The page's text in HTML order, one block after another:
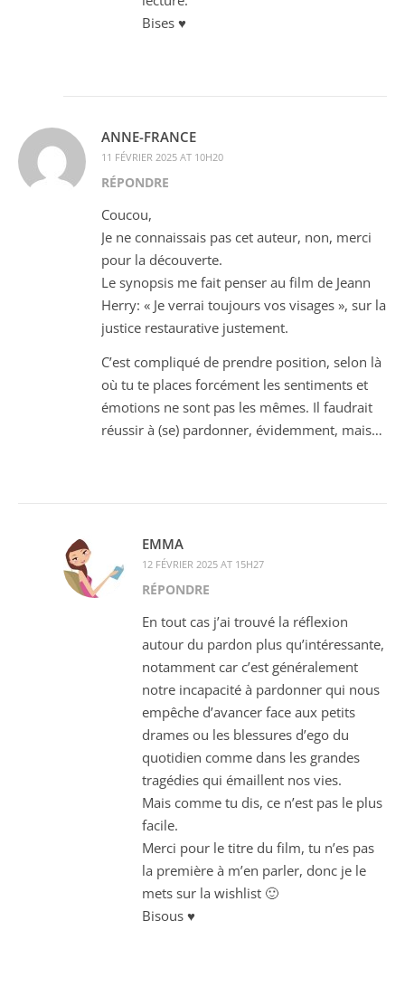
Bises ♥
ANNE-FRANCE
11 FÉVRIER 2025 AT 10H20
RÉPONDRE
Coucou,
Je ne connaissais pas cet auteur, non, merci
pour la découverte.
Le synopsis me fait penser au film de Jeann
Herry: « Je verrai toujours vos visages », sur la
justice restaurative justement.
C’est compliqué de prendre position, selon là
où tu te places forcément les sentiments et
émotions ne sont pas les mêmes. Il faudrait
réussir à (se) pardonner, évidemment, mais…
EMMA
12 FÉVRIER 2025 AT 15H27
RÉPONDRE
En tout cas j’ai trouvé la réflexion
autour du pardon plus qu’intéressante,
notamment car c’est généralement
notre incapacité à pardonner qui nous
empêche d’avancer face aux petits
drames ou les blessures d’ego du
quotidien comme dans les grandes
tragédies qui émaillent nos vies.
Mais comme tu dis, ce n’est pas le plus
facile.
Merci pour le titre du film, tu n’es pas
la première à m’en parler, donc je le
mets sur la wishlist 🙂
Bisous ♥